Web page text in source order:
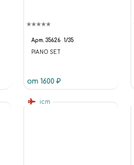
Арт. 35626 1/35
PIANO SET
от 1600 ₽
icm